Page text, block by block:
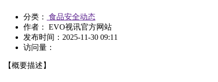
分类：
食品安全动态
作者： EVO视讯官方网站
发布时间： 2025-11-30 09:11
访问量：
【概要描述】